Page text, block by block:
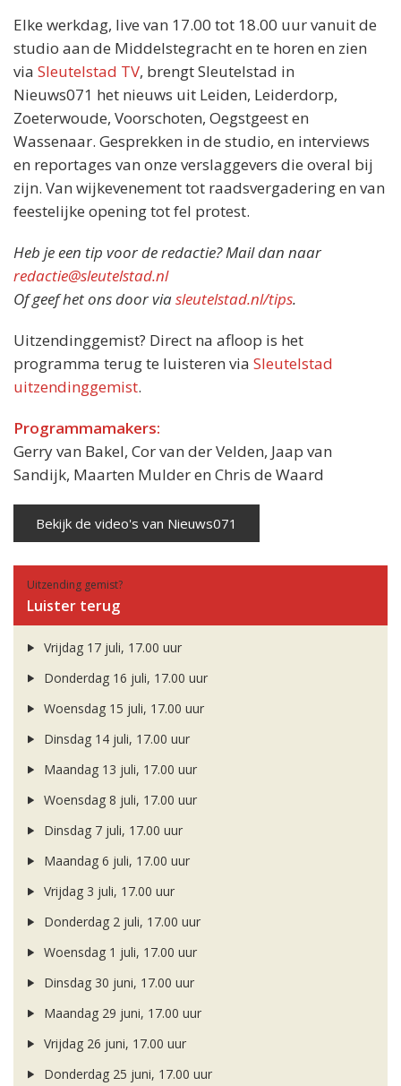
Elke werkdag, live van 17.00 tot 18.00 uur vanuit de
studio aan de Middelstegracht en te horen en zien
via Sleutelstad TV, brengt Sleutelstad in
Nieuws071 het nieuws uit Leiden, Leiderdorp,
Zoeterwoude, Voorschoten, Oegstgeest en
Wassenaar. Gesprekken in de studio, en interviews
en reportages van onze verslaggevers die overal bij
zijn. Van wijkevenement tot raadsvergadering en van
feestelijke opening tot fel protest.
Heb je een tip voor de redactie? Mail dan naar
redactie@sleutelstad.nl
Of geef het ons door viasleutelstad.nl/tips.
Uitzendinggemist? Direct na afloop is het
programma terug te luisteren via Sleutelstad
uitzendinggemist.
Programmamakers:
Gerry van Bakel, Cor van der Velden, Jaap van
Sandijk, Maarten Mulder en Chris de Waard
Bekijk de video's van Nieuws071
Uitzending gemist?
Luister terug
Vrijdag 17 juli, 17.00 uur
Donderdag 16 juli, 17.00 uur
Woensdag 15 juli, 17.00 uur
Dinsdag 14 juli, 17.00 uur
Maandag 13 juli, 17.00 uur
Woensdag 8 juli, 17.00 uur
Dinsdag 7 juli, 17.00 uur
Maandag 6 juli, 17.00 uur
Vrijdag 3 juli, 17.00 uur
Donderdag 2 juli, 17.00 uur
Woensdag 1 juli, 17.00 uur
Dinsdag 30 juni, 17.00 uur
Maandag 29 juni, 17.00 uur
Vrijdag 26 juni, 17.00 uur
Donderdag 25 juni, 17.00 uur